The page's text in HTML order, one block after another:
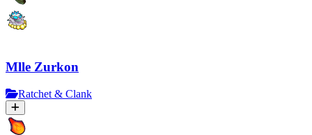
Mlle Zurkon
Ratchet & Clank